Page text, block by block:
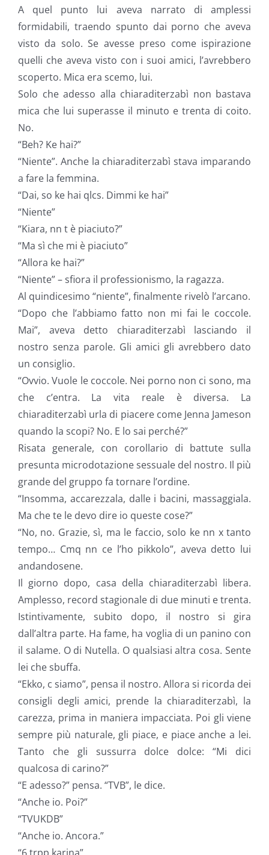
A quel punto lui aveva narrato di amplessi
formidabili, traendo spunto dai porno che aveva
visto da solo. Se avesse preso come ispirazione
quelli che aveva visto con i suoi amici, l’avrebbero
scoperto. Mica era scemo, lui.
Solo che adesso alla chiaraditerzabì non bastava
mica che lui superasse il minuto e trenta di coito.
No.
“Beh? Ke hai?”
“Niente”. Anche la chiaraditerzabì stava imparando
a fare la femmina.
“Dai, so ke hai qlcs. Dimmi ke hai”
“Niente”
“Kiara, nn t è piaciuto?”
“Ma sì che mi è piaciuto”
“Allora ke hai?”
“Niente” – sfiora il professionismo, la ragazza.
Al quindicesimo “niente”, finalmente rivelò l’arcano.
“Dopo che l’abbiamo fatto non mi fai le coccole.
Mai”, aveva detto chiaraditerzabì lasciando il
nostro senza parole. Gli amici gli avrebbero dato
un consiglio.
“Ovvio. Vuole le coccole. Nei porno non ci sono, ma
che c’entra. La vita reale è diversa. La
chiaraditerzabì urla di piacere come Jenna Jameson
quando la scopi? No. E lo sai perché?”
Risata generale, con corollario di battute sulla
presunta microdotazione sessuale del nostro. Il più
grande del gruppo fa tornare l’ordine.
“Insomma, accarezzala, dalle i bacini, massaggiala.
Ma che te le devo dire io queste cose?”
“No, no. Grazie, sì, ma le faccio, solo ke nn x tanto
tempo… Cmq nn ce l’ho pikkolo”, aveva detto lui
andandosene.
Il giorno dopo, casa della chiaraditerzabì libera.
Amplesso, record stagionale di due minuti e trenta.
Istintivamente, subito dopo, il nostro si gira
dall’altra parte. Ha fame, ha voglia di un panino con
il salame. O di Nutella. O qualsiasi altra cosa. Sente
lei che sbuffa.
“Ekko, c siamo”, pensa il nostro. Allora si ricorda dei
consigli degli amici, prende la chiaraditerzabì, la
carezza, prima in maniera impacciata. Poi gli viene
sempre più naturale, gli piace, e piace anche a lei.
Tanto che gli sussurra dolce dolce: “Mi dici
qualcosa di carino?”
“E adesso?” pensa. “TVB”, le dice.
“Anche io. Poi?”
“TVUKDB”
“Anche io. Ancora.”